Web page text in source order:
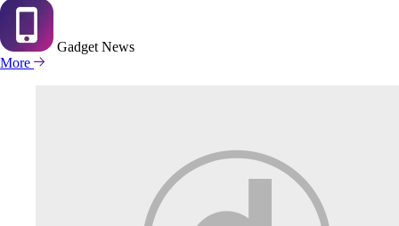
Gadget News
More